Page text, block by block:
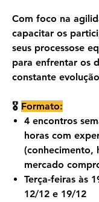
Com foco na
capacitar os
seus processose
para enfrentar os
constante evolução
🎖 Formato:
4 encontros
horas com
(conhecimento,
mercado
Terça-feiras às
12/12 e 19/12